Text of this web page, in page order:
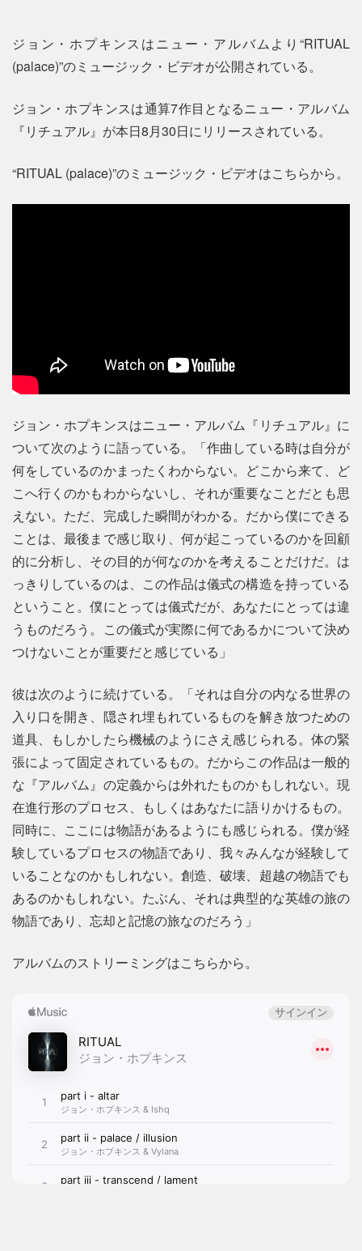
ジョン・ホプキンスはニュー・アルバムより“RITUAL
(palace)”のミュージック・ビデオが公開されている。
ジョン・ホプキンスは通算7作目となるニュー・アルバム
『リチュアル』が本日8月30日にリリースされている。
“RITUAL (palace)”のミュージック・ビデオはこちらから。
ジョン・ホプキンスはニュー・アルバム『リチュアル』に
ついて次のように語っている。「作曲している時は自分が
何をしているのかまったくわからない。どこから来て、ど
こへ行くのかもわからないし、それが重要なことだとも思
えない。ただ、完成した瞬間がわかる。だから僕にできる
ことは、最後まで感じ取り、何が起こっているのかを回顧
的に分析し、その目的が何なのかを考えることだけだ。は
っきりしているのは、この作品は儀式の構造を持っている
ということ。僕にとっては儀式だが、あなたにとっては違
うものだろう。この儀式が実際に何であるかについて決め
つけないことが重要だと感じている」
彼は次のように続けている。「それは自分の内なる世界の
入り口を開き、隠され埋もれているものを解き放つための
道具、もしかしたら機械のようにさえ感じられる。体の緊
張によって固定されているもの。だからこの作品は一般的
な『アルバム』の定義からは外れたものかもしれない。現
在進行形のプロセス、もしくはあなたに語りかけるもの。
同時に、ここには物語があるようにも感じられる。僕が経
験しているプロセスの物語であり、我々みんなが経験して
いることなのかもしれない。創造、破壊、超越の物語でも
あるのかもしれない。たぶん、それは典型的な英雄の旅の
物語であり、忘却と記憶の旅なのだろう」
アルバムのストリーミングはこちらから。